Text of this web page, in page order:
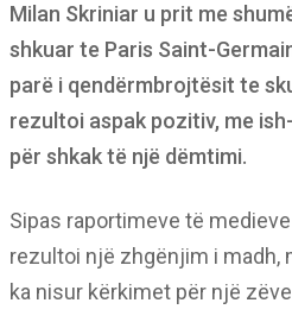
Milan Skriniar u prit me
shkuar te Paris Saint-
parë i qendërmbrojtësit te
rezultoi aspak pozitiv, me
për shkak të një dëmtimi.
Sipas raportimeve të
rezultoi një zhgënjim i madh,
ka nisur kërkimet për një